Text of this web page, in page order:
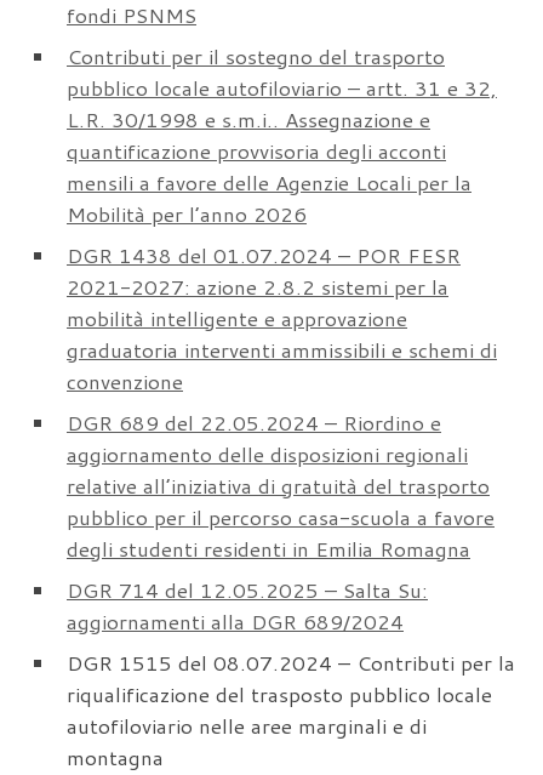
fondi PSNMS
Contributi per il sostegno del trasporto
pubblico locale autofiloviario – artt. 31 e 32,
L.R. 30/1998 e s.m.i.. Assegnazione e
quantificazione provvisoria degli acconti
mensili a favore delle Agenzie Locali per la
Mobilità per l’anno 2026
DGR 1438 del 01.07.2024 – POR FESR
2021-2027: azione 2.8.2 sistemi per la
mobilità intelligente e approvazione
graduatoria interventi ammissibili e schemi di
convenzione
DGR 689 del 22.05.2024 – Riordino e
aggiornamento delle disposizioni regionali
relative all’iniziativa di gratuità del trasporto
pubblico per il percorso casa-scuola a favore
degli studenti residenti in Emilia Romagna
DGR 714 del 12.05.2025 – Salta Su:
aggiornamenti alla DGR 689/2024
DGR 1515 del 08.07.2024 – Contributi per la
riqualificazione del trasposto pubblico locale
autofiloviario nelle aree marginali e di
montagna